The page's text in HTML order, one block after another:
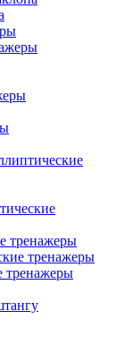
тренажеры
тренажеры
тренажеры